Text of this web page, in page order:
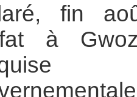
fin
à